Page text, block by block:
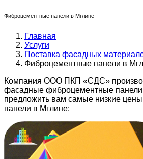
Фиброцементные панели в Мглине
Главная
Услуги
Поставка фасадных
Фиброцементные панели в
Компания ООО ПКП «СДС»
фасадные фиброцементные
предложить вам самые низкие
панели в Мглине: